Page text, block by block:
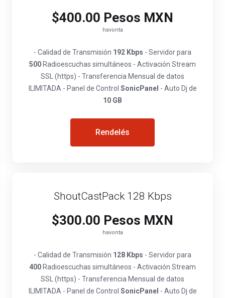
$400.00 Pesos MXN
havonta
- Calidad de Transmisión 192 Kbps - Servidor para
500 Radioescuchas simultáneos - Activación Stream
SSL (https) - Transferencia Mensual de datos
ILIMITADA - Panel de Control SonicPanel - Auto Dj de
10 GB
Rendelés
ShoutCastPack 128 Kbps
$300.00 Pesos MXN
havonta
- Calidad de Transmisión 128 Kbps - Servidor para
400 Radioescuchas simultáneos - Activación Stream
SSL (https) - Transferencia Mensual de datos
ILIMITADA - Panel de Control SonicPanel - Auto Dj de